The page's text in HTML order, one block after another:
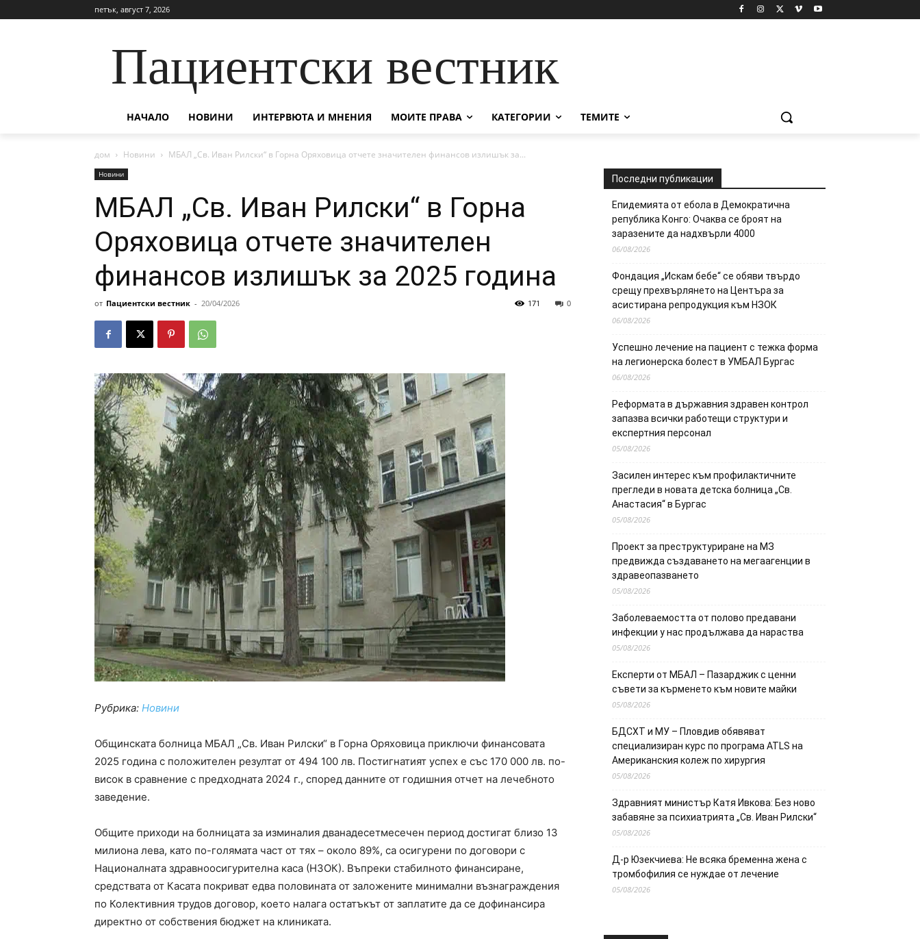
петък, август 7, 2026
Пациентски вестник
НАЧАЛО НОВИНИ ИНТЕРВЮТА И МНЕНИЯ МОИТЕ ПРАВА КАТЕГОРИИ ТЕМИТЕ
дом Новини МБАЛ „Св. Иван Рилски“ в Горна Оряховица отчете значителен финансов излишък за...
Новини
МБАЛ „Св. Иван Рилски“ в Горна
Оряховица отчете значителен
финансов излишък за 2025 година
от Пациентски вестник - 20/04/2026 0
171
Рубрика: Новини
Общинската болница МБАЛ „Св. Иван Рилски“ в Горна Оряховица приключи финансовата
2025 година с положителен резултат от 494 100 лв. Постигнатият успех е със 170 000 лв. по-
висок в сравнение с предходната 2024 г., според данните от годишния отчет на лечебното
заведение.
Общите приходи на болницата за изминалия дванадесетмесечен период достигат близо 13
милиона лева, като по-голямата част от тях – около 89%, са осигурени по договори с
Националната здравноосигурителна каса (НЗОК). Въпреки стабилното финансиране,
средствата от Касата покриват едва половината от заложените минимални възнаграждения
по Колективния трудов договор, което налага остатъкът от заплатите да се дофинансира
директно от собствения бюджет на клиниката.
Последни публикации
Епидемията от ебола в Демократична
република Конго: Очаква се броят на
заразените да надхвърли 4000
06/08/2026
Фондация „Искам бебе“ се обяви твърдо
срещу прехвърлянето на Центъра за
асистирана репродукция към НЗОК
06/08/2026
Успешно лечение на пациент с тежка форма
на легионерска болест в УМБАЛ Бургас
06/08/2026
Реформата в държавния здравен контрол
запазва всички работещи структури и
експертния персонал
05/08/2026
Засилен интерес към профилактичните
прегледи в новата детска болница „Св.
Анастасия“ в Бургас
05/08/2026
Проект за преструктуриране на МЗ
предвижда създаването на мегаагенции в
здравеопазването
05/08/2026
Заболеваемостта от полово предавани
инфекции у нас продължава да нараства
05/08/2026
Експерти от МБАЛ – Пазарджик с ценни
съвети за кърменето към новите майки
05/08/2026
БДСХТ и МУ – Пловдив обявяват
специализиран курс по програма ATLS на
Американския колеж по хирургия
05/08/2026
Здравният министър Катя Ивкова: Без ново
забавяне за психиатрията „Св. Иван Рилски“
05/08/2026
Д-р Юзекчиева: Не всяка бременна жена с
тромбофилия се нуждае от лечение
05/08/2026